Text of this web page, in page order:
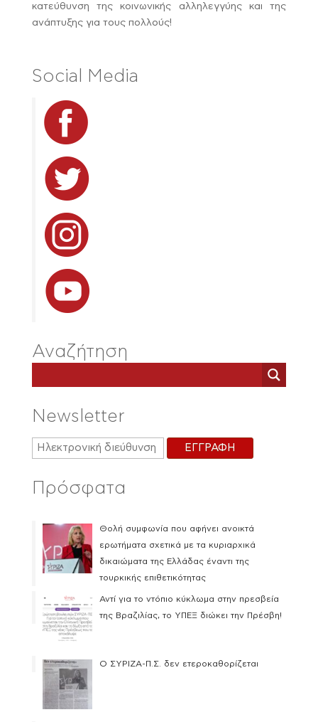
κατεύθυνση της κοινωνικής αλληλεγγύης και της
ανάπτυξης για τους πολλούς!
Social Media
Αναζήτηση
Newsletter
Πρόσφατα
Θολή συμφωνία που αφήνει ανοικτά
ερωτήματα σχετικά με τα κυριαρχικά
δικαιώματα της Ελλάδας έναντι της
τουρκικής επιθετικότητας
Αντί για το ντόπιο κύκλωμα στην πρεσβεία
της Βραζιλίας, το ΥΠΕΞ διώκει την Πρέσβη!
Ο ΣΥΡΙΖΑ-Π.Σ. δεν ετεροκαθορίζεται